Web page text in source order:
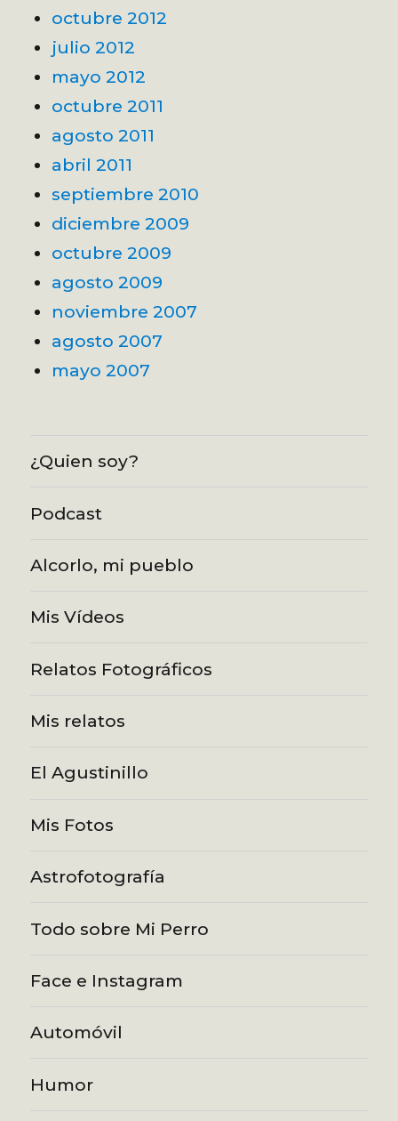
octubre 2012
julio 2012
mayo 2012
octubre 2011
agosto 2011
abril 2011
septiembre 2010
diciembre 2009
octubre 2009
agosto 2009
noviembre 2007
agosto 2007
mayo 2007
¿Quien soy?
Podcast
Alcorlo, mi pueblo
Mis Vídeos
Relatos Fotográficos
Mis relatos
El Agustinillo
Mis Fotos
Astrofotografía
Todo sobre Mi Perro
Face e Instagram
Automóvil
Humor